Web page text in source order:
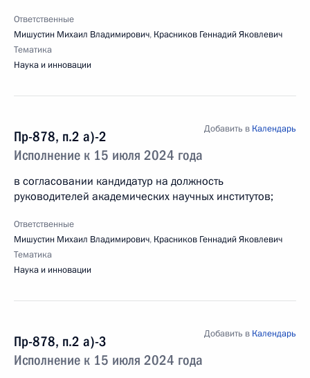
Ответственные
Мишустин Михаил Владимирович, Красников Геннадий Яковлевич
Тематика
Наука и инновации
Пр-878, п.2 а)-2
Исполнение к 15 июля 2024 года
Добавить в Календарь
в согласовании кандидатур на должность
руководителей академических научных институтов;
Ответственные
Мишустин Михаил Владимирович, Красников Геннадий Яковлевич
Тематика
Наука и инновации
Пр-878, п.2 а)-3
Исполнение к 15 июля 2024 года
Добавить в Календарь